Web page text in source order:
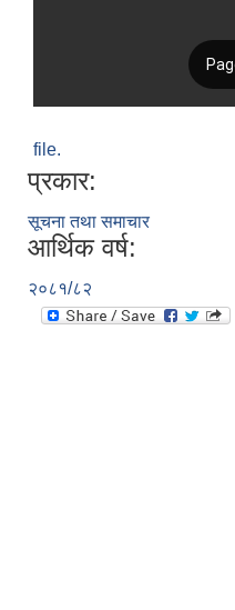
file.
प्रकार:
सूचना तथा समाचार
आर्थिक वर्ष:
२०८१/८२